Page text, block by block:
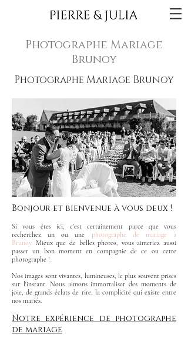
Photographe Mariage
Brunoy
Photographe Mariage Brunoy
Bonjour et bienvenue à vous deux !
Si vous êtes ici, c'est certainement parce que vous
recherchez un ou une photographe de mariage à
Brunoy. Mieux que de belles photos, vous aimeriez aussi
passer un bon moment en compagnie de ce ou cette
photographe !
Nos images sont vivantes, lumineuses, le plus souvent prises
sur l'instant. Nous aimons immortaliser des moments de
joie, de grands éclats de rire, la complicité qui existe entre
nos mariés.
Notre expérience de photographe
de mariage